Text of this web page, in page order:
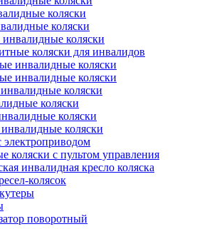
коляски
коляски
коляски
коляски для инвалидов
инвалидные коляски
инвалидные коляски
коляски
коляски
коляски
коляски
электроприводом
коляски с пультом управления
инвалидная кресло коляска
колясок
поворотный